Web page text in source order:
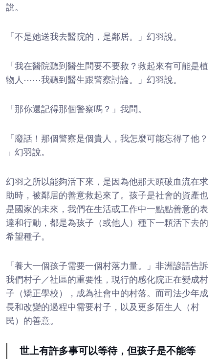
說。
「不是她送我去醫院的，是鄰居。」幻羽說。
「我在醫院聽到醫生問要不要救？救起來有可能是植
物人⋯⋯我聽到醫生跟警察討論。」幻羽說。
「那你還記得那個警察嗎？」我問。
「廢話！那個警察是個貴人，我怎麼可能忘得了他？
」幻羽說。
幻羽之所以能夠活下來，是因為他那天頭破血流在求
助時，被鄰居的善意救起來了。孩子是社會的資產也
是國家的未來，我們在生活或工作中一點點善意的表
達和行動，都是為孩子（或他人）種下一顆活下去的
希望種子。
「養大一個孩子需要一個村落力量。」非洲諺語告訴
我們村子／社區的重要性，現行的感化院正在變成村
子（矯正學校），成為社會中的村落。而司法少年成
長和改變的過程中需要村子，以及更多陌生人（村
民）的善意。
世上有許多事可以等待，但孩子是不能等